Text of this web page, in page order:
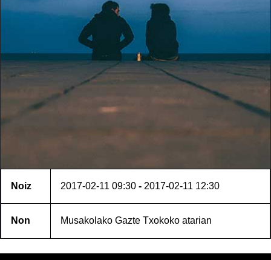
Noiz 2017-02-11 09:30 - 2017-02-11 12:30
Non Musakolako Gazte Txokoko atarian